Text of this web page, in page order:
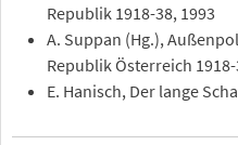
Republik 1918-38, 1993
A. Suppan (Hg.),
Republik Österreich
E. Hanisch, Der lange